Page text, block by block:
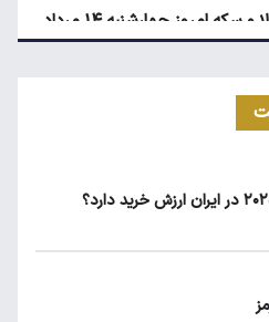
قیمت دلار، طلا و سکه امروز چهارشنبه ۱۴ مرداد
خودروها به کارت بانکی تا